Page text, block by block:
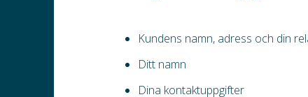
Kundens namn, adress och din
Ditt namn
Dina kontaktuppgifter